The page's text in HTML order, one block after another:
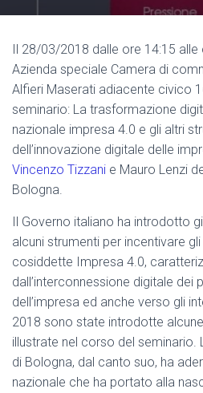
Il 28/03/2018 dalle ore 14:15 alle
Azienda speciale Camera di
Alfieri Maserati adiacente civico
seminario: La trasformazione
nazionale impresa 4.0 e gli altri
dell’innovazione digitale delle
Vincenzo Tizzani e Mauro Lenzi
Bologna.
Il Governo italiano ha introdotto
alcuni strumenti per incentivare
cosiddette Impresa 4.0,
dall’interconnessione digitale dei
dell’impresa ed anche verso gli
2018 sono state introdotte
illustrate nel corso del
di Bologna, dal canto suo, ha
nazionale che ha portato alla